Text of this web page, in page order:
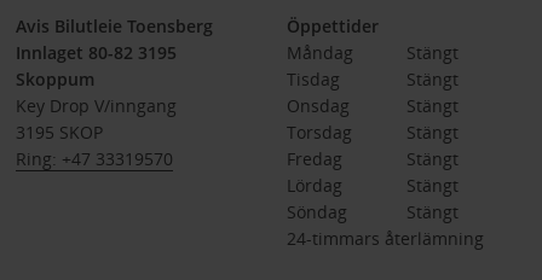
Avis Bilutleie Toensberg
Innlaget 80-82 3195
Skoppum
Key Drop V/inngang
3195 SKOP
Ring: +47 33319570
Öppettider
Måndag
Stängt
Tisdag
Stängt
Onsdag
Stängt
Torsdag
Stängt
Fredag
Stängt
Lördag
Stängt
Söndag
Stängt
24-timmars återlämning